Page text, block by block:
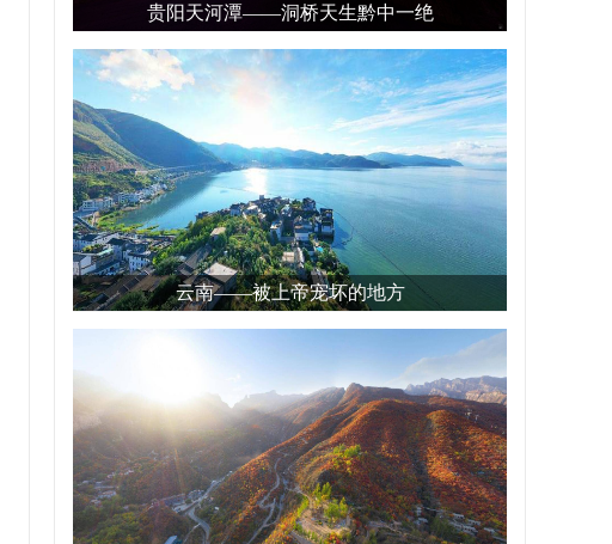
贵阳天河潭——洞桥天生黔中一绝
云南——被上帝宠坏的地方